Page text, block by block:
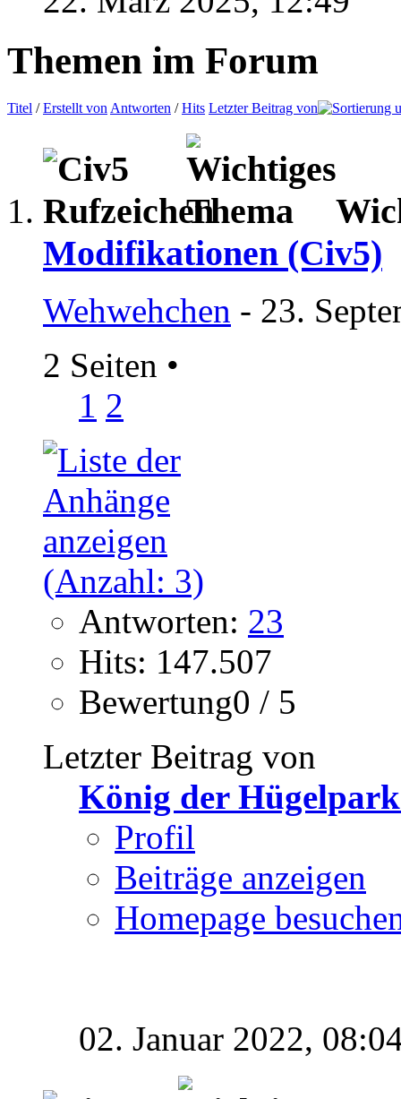
Themen im Forum
Titel /Erstellt von Antworten /Hits Letzter Beitrag von
Modifikationen (Civ5)
Wehwehchen - 23.
2 Seiten •
1 2
Antworten: 23
Hits: 147.507
Bewertung0 / 5
Letzter Beitrag von
König der
Profil
Beiträge anzeigen
Homepage
02. Januar 2022,